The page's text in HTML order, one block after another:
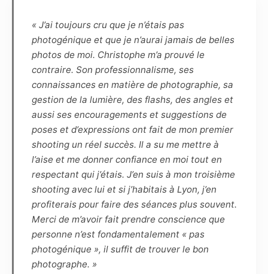
sur tout support (notamment numérique,
papier, magnétique, textile, plastique,
céramique, etc.) et intégrées à tout autre
matériel (tel que photographie, dessin,
illustration, peinture, vidéo, animations, etc.)
connus ou à venir.
Article 7
Les éventuels commentaires, titres ou
légendes accompagnant la reproduction ou la
représentation de la ou de ces photographies
ne devront pas porter atteinte à la réputation
ou à la vie privée du modèle et réciproquement.
Article 8
Le Photographe et le Modèle s’autorisent
mutuellement l’usage à des fins
« J’ai toujours cru que je n’étais pas
photogénique et que je n’aurai jamais de belles
photos de moi. Christophe m’a prouvé le
contraire. Son professionnalisme, ses
connaissances en matière de photographie, sa
gestion de la lumière, des flashs, des angles et
aussi ses encouragements et suggestions de
poses et d’expressions ont fait de mon premier
shooting un réel succès. Il a su me mettre à
l’aise et me donner confiance en moi tout en
respectant qui j’étais. J’en suis à mon troisième
shooting avec lui et si j’habitais à Lyon, j’en
profiterais pour faire des séances plus souvent.
Merci de m’avoir fait prendre conscience que
personne n’est fondamentalement « pas
photogénique », il suffit de trouver le bon
photographe. »